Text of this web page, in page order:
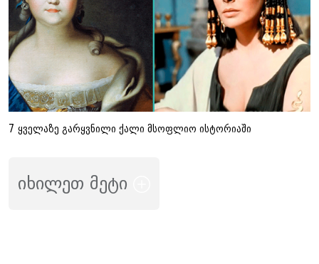
7 ყველაზე გარყვნილი ქალი მსოფლიო ისტორიაში
იხილეთ მეტი